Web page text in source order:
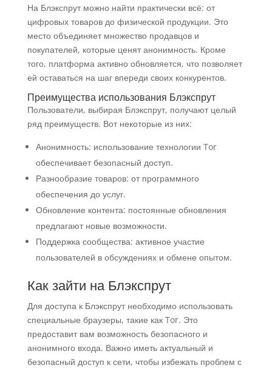
На Блэкспрут можно найти практически всё: от
цифровых товаров до физической продукции. Это
место объединяет множество продавцов и
покупателей, которые ценят анонимность. Кроме
того, платформа активно обновляется, что позволяет
ей оставаться на шаг впереди своих конкурентов.
Преимущества использования Блэкспрут
Пользователи, выбирая Блэкспрут, получают целый
ряд преимуществ. Вот некоторые из них:
Анонимность: использование технологии Tor
обеспечивает безопасный доступ.
Разнообразие товаров: от программного
обеспечения до услуг.
Обновление контента: постоянные обновления
предлагают новые возможности.
Поддержка сообщества: активное участие
пользователей в обсуждениях и обмене опытом.
Как зайти на Блэкспрут
Для доступа к Блэкспрут необходимо использовать
специальные браузеры, такие как Tor. Это
предоставит вам возможность безопасного и
анонимного входа. Важно иметь актуальный и
безопасный доступ к сети, чтобы избежать проблем с